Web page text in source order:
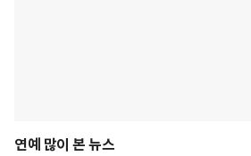
연예 많이 본 뉴스